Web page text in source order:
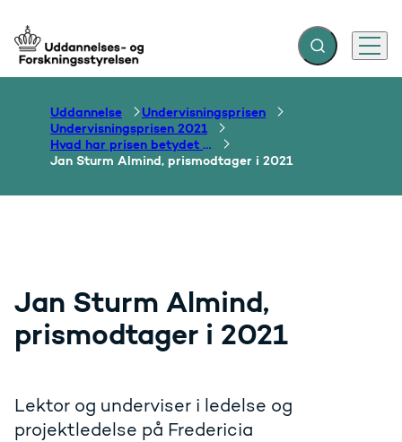
Gå til forsiden Fold søgefelt ud
Menu
Uddannelse
Undervisningsprisen
Undervisningsprisen 2021
Hvad har prisen betydet for prismodtagerne 2021?
Jan Sturm Almind, prismodtager i 2021
Jan Sturm Almind,
prismodtager i 2021
Lektor og underviser i ledelse og
projektledelse på Fredericia